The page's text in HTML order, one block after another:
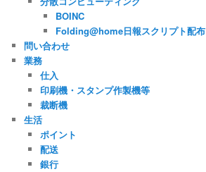
BOINC
Folding@home日報スクリプト配布
問い合わせ
業務
仕入
印刷機・スタンプ作製機等
裁断機
生活
ポイント
配送
銀行